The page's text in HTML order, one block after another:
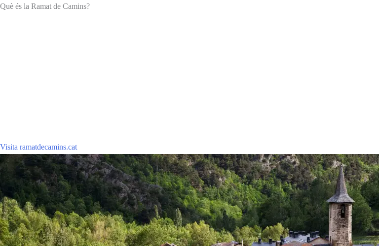
Què és la Ramat de Camins?
Visita ramatdecamins.cat